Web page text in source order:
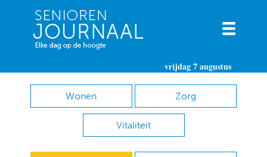
vrijdag 7 augustus
Wonen Zorg
Vitaliteit